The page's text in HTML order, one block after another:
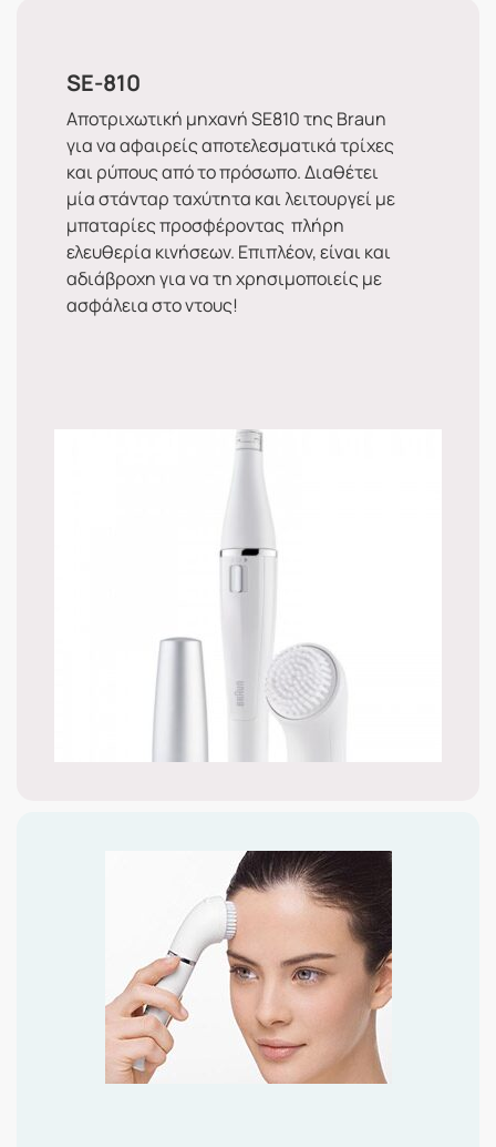
SE-810
Αποτριχωτική μηχανή SE810 της Braun
για να αφαιρείς αποτελεσματικά τρίχες
και ρύπους από το πρόσωπο. Διαθέτει
μία στάνταρ ταχύτητα και λειτουργεί με
μπαταρίες προσφέροντας πλήρη
ελευθερία κινήσεων. Επιπλέον, είναι και
αδιάβροχη για να τη χρησιμοποιείς με
ασφάλεια στο ντους!